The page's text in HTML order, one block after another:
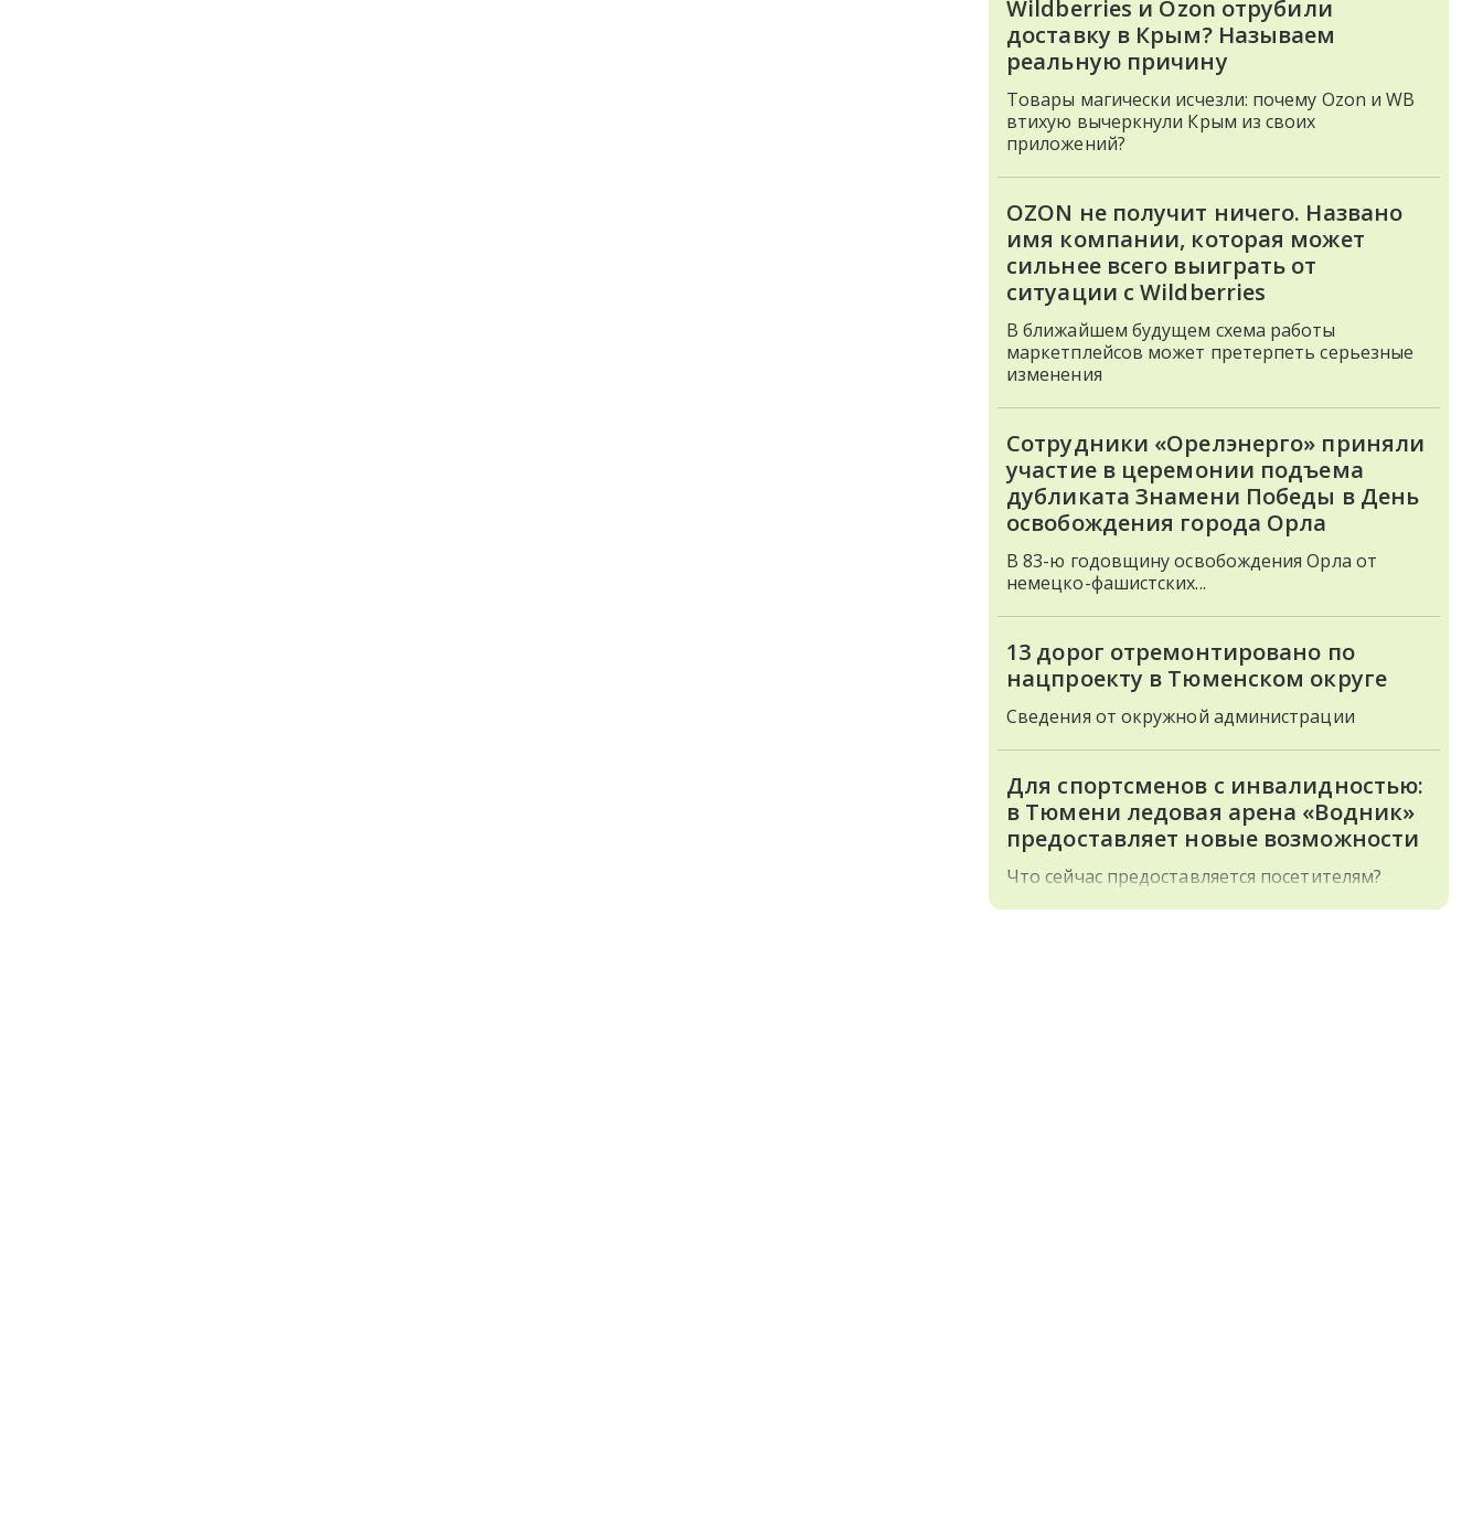
Wildberries и Ozon отрубили
доставку в Крым? Называем
реальную причину
Товары магически исчезли: почему Ozon и WB
втихую вычеркнули Крым из своих
приложений?
OZON не получит ничего. Названо
имя компании, которая может
сильнее всего выиграть от
ситуации с Wildberries
В ближайшем будущем схема работы
маркетплейсов может претерпеть серьезные
изменения
Сотрудники «Орелэнерго» приняли
участие в церемонии подъема
дубликата Знамени Победы в День
освобождения города Орла
В 83-ю годовщину освобождения Орла от
немецко-фашистских...
13 дорог отремонтировано по
нацпроекту в Тюменском округе
Сведения от окружной администрации
Для спортсменов с инвалидностью:
в Тюмени ледовая арена «Водник»
предоставляет новые возможности
Что сейчас предоставляется посетителям?